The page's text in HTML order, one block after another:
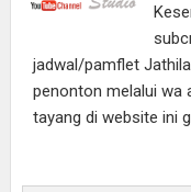
jadwal/pamflet
penonton melalui wa
tayang di website ini